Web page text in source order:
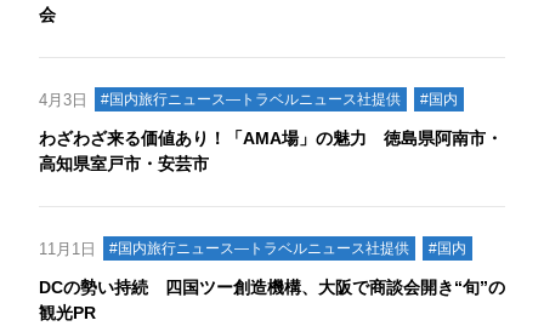
会
4月3日 #国内旅行ニュース―トラベルニュース社提供 #国内
わざわざ来る価値あり！「AMA場」の魅力 徳島県阿南市・
高知県室戸市・安芸市
11月1日 #国内旅行ニュース―トラベルニュース社提供 #国内
DCの勢い持続 四国ツー創造機構、大阪で商談会開き“旬”の
観光PR